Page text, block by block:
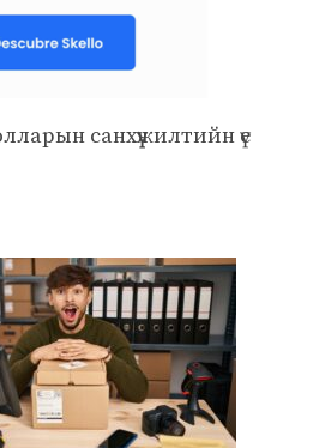
санхүүжилтийн үе